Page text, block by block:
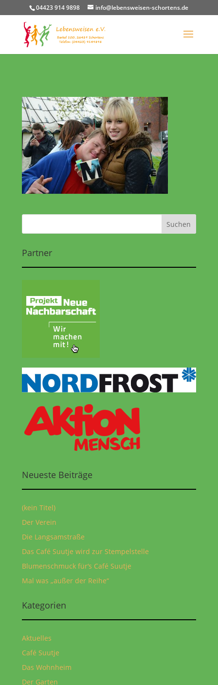
04423 914 9898 info@lebensweisen-schortens.de
Partner
Neueste Beiträge
(kein Titel)
Der Verein
Die Langsamstraße
Das Café Suutje wird zur Stempelstelle
Blumenschmuck für‘s Café Suutje
Mal was „außer der Reihe“
Kategorien
Aktuelles
Café Suutje
Das Wohnheim
Der Garten